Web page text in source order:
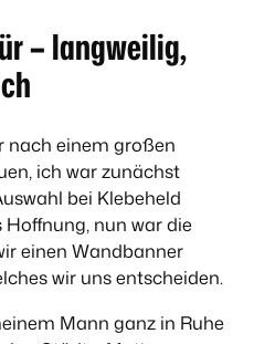
– langweilig,
nach einem großen
ich war zunächst
bei Klebeheld
nun war die
einen Wandbanner
wir uns entscheiden.
Mann ganz in Ruhe